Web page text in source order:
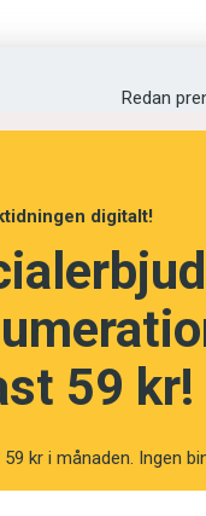
Föreslå
Prenumerera
Läs
Press
Redan
digitalt!
59 kr!
kr i månaden. Ingen